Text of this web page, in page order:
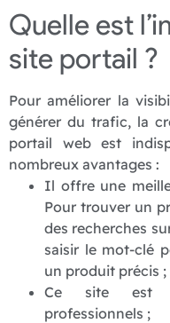
Quelle est
site portail ?
Pour améliorer la
générer du trafic, la
portail web est
nombreux avantages :
Il offre une
Pour trouver un
des recherches
saisir le mot-clé
un produit précis ;
Ce site est
professionnels ;